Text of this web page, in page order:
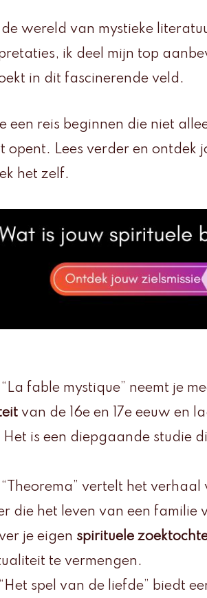
wereld van mystieke
ik deel mijn top
in dit fascinerende veld.
een reis beginnen die niet
Lees verder en ontdek
het zelf.
fable mystique” neemt je
van de 16e en 17e eeuw en
Het is een diepgaande studie
“Theorema” vertelt het verhaal
die het leven van een familie
je eigen spirituele
te vermengen.
spel van de liefde” biedt